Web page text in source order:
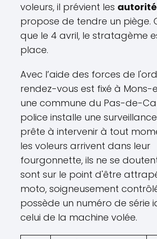
voleurs, il prévient les
propose de tendre un piège.
que le 4 avril, le stratagème
place.
Avec l’aide des forces de
rendez-vous est fixé à
une commune du Pas-de-
police installe une
prête à intervenir à tout
les voleurs arrivent dans leur
fourgonnette, ils ne se
sont sur le point d'être
moto, soigneusement
possède un numéro de série
celui de la machine volée.